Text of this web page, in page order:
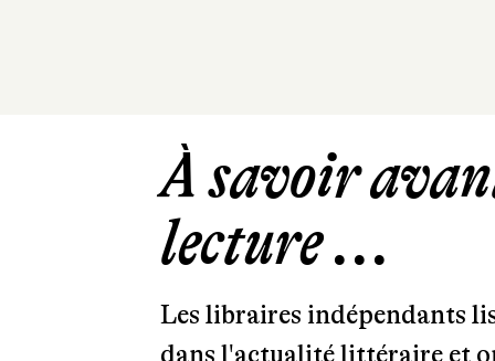
À savoir
lecture ...
Les libraires indépendants
dans l'actualité littéraire et